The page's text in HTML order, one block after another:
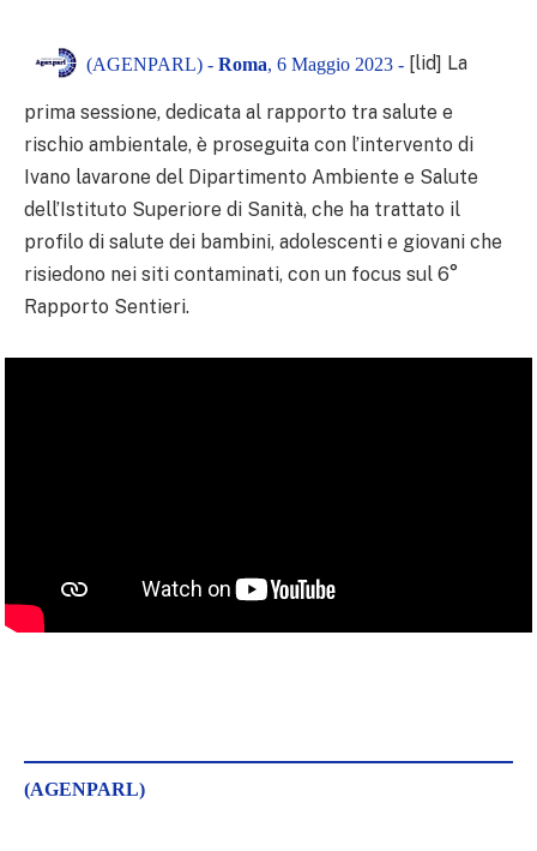
(AGENPARL) - Roma, 6 Maggio 2023 - [lid] La
prima sessione, dedicata al rapporto tra salute e
rischio ambientale, è proseguita con l’intervento di
Ivano lavarone del Dipartimento Ambiente e Salute
dell’Istituto Superiore di Sanità, che ha trattato il
profilo di salute dei bambini, adolescenti e giovani che
risiedono nei siti contaminati, con un focus sul 6°
Rapporto Sentieri.
(AGENPARL)